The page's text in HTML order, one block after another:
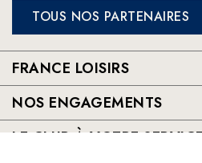
TOUS NOS PARTENAIRES
FRANCE LOISIRS
NOS ENGAGEMENTS
LE CLUB À VOTRE